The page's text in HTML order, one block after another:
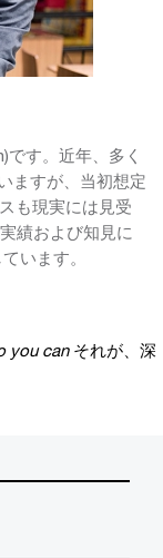
す。近年、多く
ますが、当初想定
も現実には見受
績および知見に
います。
you can それが、深